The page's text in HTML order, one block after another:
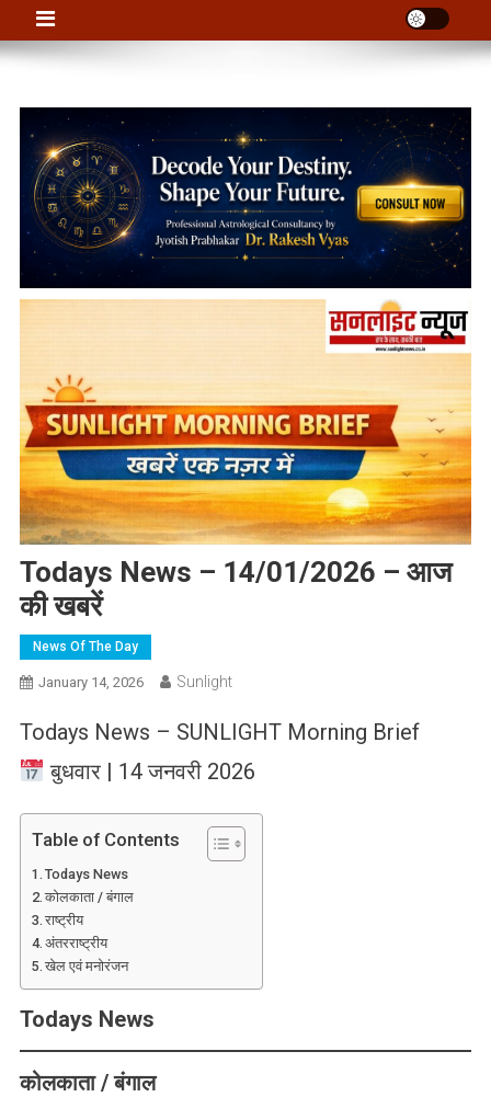
Todays News – 14/01/2026 – आज
की खबरें
News Of The Day
January 14, 2026 Sunlight
Todays News – SUNLIGHT Morning Brief
बुधवार | 14 जनवरी 2026
Table of Contents
Todays News
कोलकाता / बंगाल
राष्ट्रीय
अंतरराष्ट्रीय
खेल एवं मनोरंजन
Todays News
कोलकाता / बंगाल